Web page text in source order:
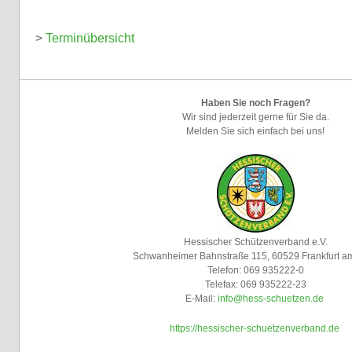
> Terminübersicht
Haben Sie noch Fragen?
Wir sind jederzeit gerne für Sie da.
Melden Sie sich einfach bei uns!
Hessischer Schützenverband e.V.
Schwanheimer Bahnstraße 115, 60529 Frankfurt
Telefon: 069 935222-0
Telefax: 069 935222-23
E-Mail: info@hess-schuetzen.de
https://hessischer-schuetzenverband.de